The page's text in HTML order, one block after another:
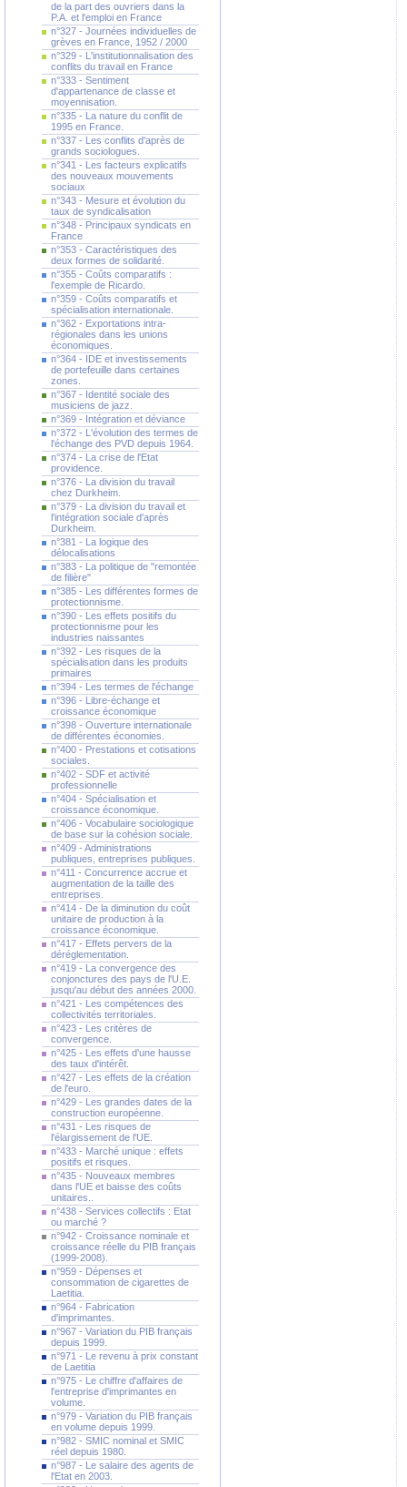
de la part des ouvriers dans la
P.A. et l'emploi en France
n°327 - Journées individuelles de
grèves en France, 1952 / 2000
n°329 - L'institutionnalisation des
conflits du travail en France
n°333 - Sentiment
d'appartenance de classe et
moyennisation.
n°335 - La nature du conflit de
1995 en France.
n°337 - Les conflits d'après de
grands sociologues.
n°341 - Les facteurs explicatifs
des nouveaux mouvements
sociaux
n°343 - Mesure et évolution du
taux de syndicalisation
n°348 - Principaux syndicats en
France
n°353 - Caractéristiques des
deux formes de solidarité.
n°355 - Coûts comparatifs :
l'exemple de Ricardo.
n°359 - Coûts comparatifs et
spécialisation internationale.
n°362 - Exportations intra-
régionales dans les unions
économiques.
n°364 - IDE et investissements
de portefeuille dans certaines
zones.
n°367 - Identité sociale des
musiciens de jazz.
n°369 - Intégration et déviance
n°372 - L'évolution des termes de
l'échange des PVD depuis 1964.
n°374 - La crise de l'Etat
providence.
n°376 - La division du travail
chez Durkheim.
n°379 - La division du travail et
l'intégration sociale d'après
Durkheim.
n°381 - La logique des
délocalisations
n°383 - La politique de "remontée
de filière"
n°385 - Les différentes formes de
protectionnisme.
n°390 - Les effets positifs du
protectionnisme pour les
industries naissantes
n°392 - Les risques de la
spécialisation dans les produits
primaires
n°394 - Les termes de l'échange
n°396 - Libre-échange et
croissance économique
n°398 - Ouverture internationale
de différentes économies.
n°400 - Prestations et cotisations
sociales.
n°402 - SDF et activité
professionnelle
n°404 - Spécialisation et
croissance économique.
n°406 - Vocabulaire sociologique
de base sur la cohésion sociale.
n°409 - Administrations
publiques, entreprises publiques.
n°411 - Concurrence accrue et
augmentation de la taille des
entreprises.
n°414 - De la diminution du coût
unitaire de production à la
croissance économique.
n°417 - Effets pervers de la
déréglementation.
n°419 - La convergence des
conjonctures des pays de l'U.E.
jusqu'au début des années 2000.
n°421 - Les compétences des
collectivités territoriales.
n°423 - Les critères de
convergence.
n°425 - Les effets d'une hausse
des taux d'intérêt.
n°427 - Les effets de la création
de l'euro.
n°429 - Les grandes dates de la
construction européenne.
n°431 - Les risques de
l'élargissement de l'UE.
n°433 - Marché unique : effets
positifs et risques.
n°435 - Nouveaux membres
dans l'UE et baisse des coûts
unitaires..
n°438 - Services collectifs : Etat
ou marché ?
n°942 - Croissance nominale et
croissance réelle du PIB français
(1999-2008).
n°959 - Dépenses et
consommation de cigarettes de
Laetitia.
n°964 - Fabrication
d'imprimantes.
n°967 - Variation du PIB français
depuis 1999.
n°971 - Le revenu à prix constant
de Laetitia
n°975 - Le chiffre d'affaires de
l'entreprise d'imprimantes en
volume.
n°979 - Variation du PIB français
en volume depuis 1999.
n°982 - SMIC nominal et SMIC
réel depuis 1980.
n°987 - Le salaire des agents de
l'Etat en 2003.